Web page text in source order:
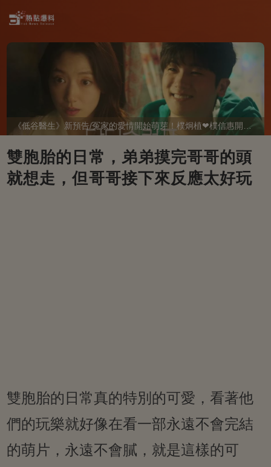
《低谷醫生》新預告/冤家的愛情開始萌芽！樸炯植❤樸信惠開啓「同居生活」互相共鳴、安慰~
雙胞胎的日常，弟弟摸完哥哥的頭
就想走，但哥哥接下來反應太好玩
雙胞胎的日常真的特別的可愛，看著他
們的玩樂就好像在看一部永遠不會完結
的萌片，永遠不會膩，就是這樣的可